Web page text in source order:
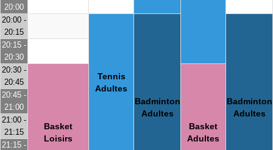
20:00
20:00 -
20:15
Tennis
Adultes
Badminton
Adultes
Badminton
Adultes
20:15 -
20:30
20:30 -
20:45
Basket
Loisirs
Basket
Adultes
20:45 -
21:00
21:00 -
21:15
21:15 -